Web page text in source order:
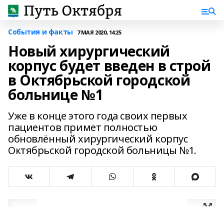
События и факты 7 МАЯ 2020, 14:25
Новый хирургический
корпус будет введен в строй
в Октябрьской городской
больнице №1
Уже в конце этого года своих первых
пациентов примет полностью
обновлённый хирургический корпус
Октябрьской городской больницы №1.